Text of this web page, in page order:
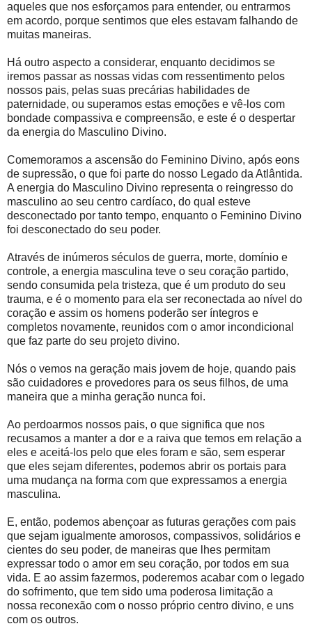
aqueles que nos esforçamos para entender, ou entrarmos
em acordo, porque sentimos que eles estavam falhando de
muitas maneiras.
Há outro aspecto a considerar, enquanto decidimos se
iremos passar as nossas vidas com ressentimento pelos
nossos pais, pelas suas precárias habilidades de
paternidade, ou superamos estas emoções e vê-los com
bondade compassiva e compreensão, e este é o despertar
da energia do Masculino Divino.
Comemoramos a ascensão do Feminino Divino, após eons
de supressão, o que foi parte do nosso Legado da Atlântida.
A energia do Masculino Divino representa o reingresso do
masculino ao seu centro cardíaco, do qual esteve
desconectado por tanto tempo, enquanto o Feminino Divino
foi desconectado do seu poder.
Através de inúmeros séculos de guerra, morte, domínio e
controle, a energia masculina teve o seu coração partido,
sendo consumida pela tristeza, que é um produto do seu
trauma, e é o momento para ela ser reconectada ao nível do
coração e assim os homens poderão ser íntegros e
completos novamente, reunidos com o amor incondicional
que faz parte do seu projeto divino.
Nós o vemos na geração mais jovem de hoje, quando pais
são cuidadores e provedores para os seus filhos, de uma
maneira que a minha geração nunca foi.
Ao perdoarmos nossos pais, o que significa que nos
recusamos a manter a dor e a raiva que temos em relação a
eles e aceitá-los pelo que eles foram e são, sem esperar
que eles sejam diferentes, podemos abrir os portais para
uma mudança na forma com que expressamos a energia
masculina.
E, então, podemos abençoar as futuras gerações com pais
que sejam igualmente amorosos, compassivos, solidários e
cientes do seu poder, de maneiras que lhes permitam
expressar todo o amor em seu coração, por todos em sua
vida. E ao assim fazermos, poderemos acabar com o legado
do sofrimento, que tem sido uma poderosa limitação a
nossa reconexão com o nosso próprio centro divino, e uns
com os outros.